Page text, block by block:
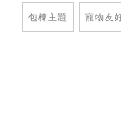
非常喜歡
置溫馨又
近，出門
宵夜。 另
包棟主題 寵物友